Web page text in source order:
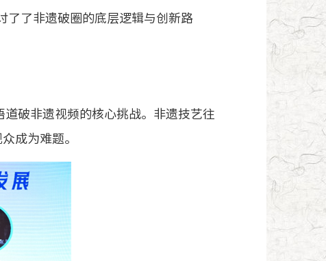
了了非遗破圈的底层逻辑与创新路
破非遗视频的核心挑战。非遗技艺往
成为难题。